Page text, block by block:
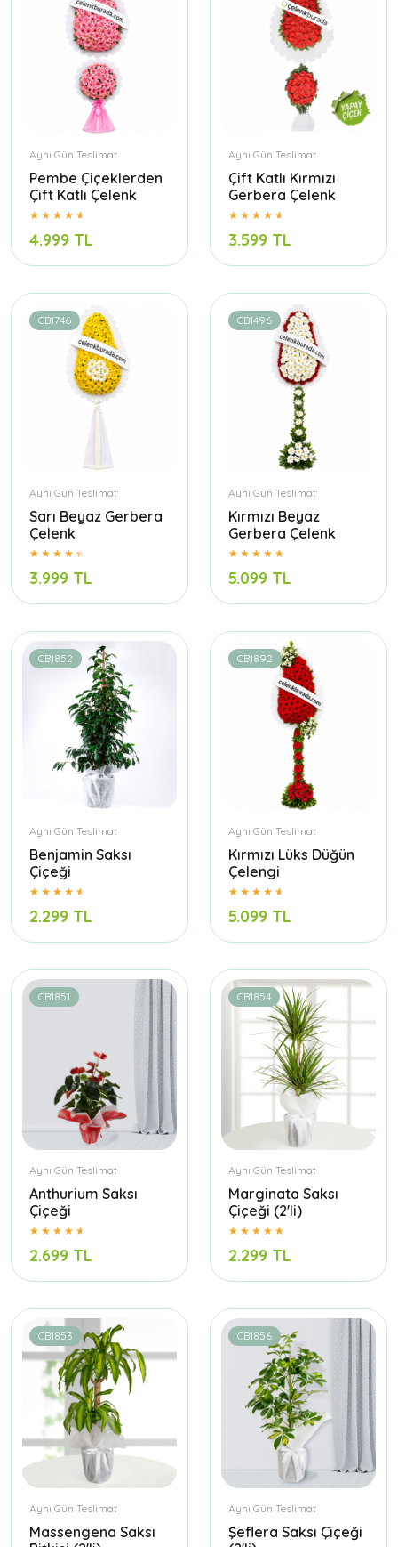
Aynı Gün Teslimat
Pembe Çiçeklerden
Çift Katlı Çelenk
4.999 TL
Aynı Gün Teslimat
Çift Katlı Kırmızı
Gerbera Çelenk
3.599 TL
CB1746
Aynı Gün Teslimat
Sarı Beyaz Gerbera
Çelenk
3.999 TL
CB1496
Aynı Gün Teslimat
Kırmızı Beyaz
Gerbera Çelenk
5.099 TL
CB1852
Aynı Gün Teslimat
Benjamin Saksı
Çiçeği
2.299 TL
CB1892
Aynı Gün Teslimat
Kırmızı Lüks Düğün
Çelengi
5.099 TL
CB1851
Aynı Gün Teslimat
Anthurium Saksı
Çiçeği
2.699 TL
CB1854
Aynı Gün Teslimat
Marginata Saksı
Çiçeği (2'li)
2.299 TL
CB1853
Aynı Gün Teslimat
Massengena Saksı
CB1856
Aynı Gün Teslimat
Şeflera Saksı Çiçeği